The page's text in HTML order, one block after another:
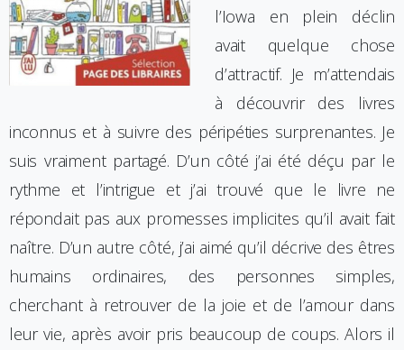
l’Iowa en plein déclin
avait quelque chose
d’attractif. Je m’attendais
à découvrir des livres
inconnus et à suivre des péripéties surprenantes. Je
suis vraiment partagé. D’un côté j’ai été déçu par le
rythme et l’intrigue et j’ai trouvé que le livre ne
répondait pas aux promesses implicites qu’il avait fait
naître. D’un autre côté, j’ai aimé qu’il décrive des êtres
humains ordinaires, des personnes simples,
cherchant à retrouver de la joie et de l’amour dans
leur vie, après avoir pris beaucoup de coups. Alors il